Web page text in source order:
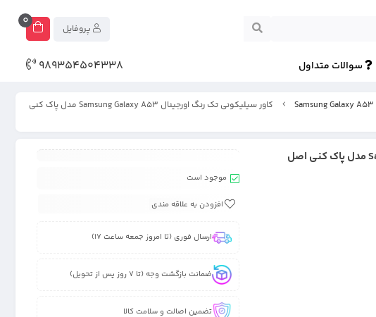
0
سوالات متداول 989354504338
کاور سیلیکونی تک رنگ اورجینال Samsung Galaxy A53 مدل پاک کنی
موجود است
افزودن به علاقه مندی
ارسال فوری (تا امروز جمعه ساعت 17)
ضمانت بازگشت وجه (تا 7 روز پس از تحویل)
تضمین اصالت و سلامت کالا